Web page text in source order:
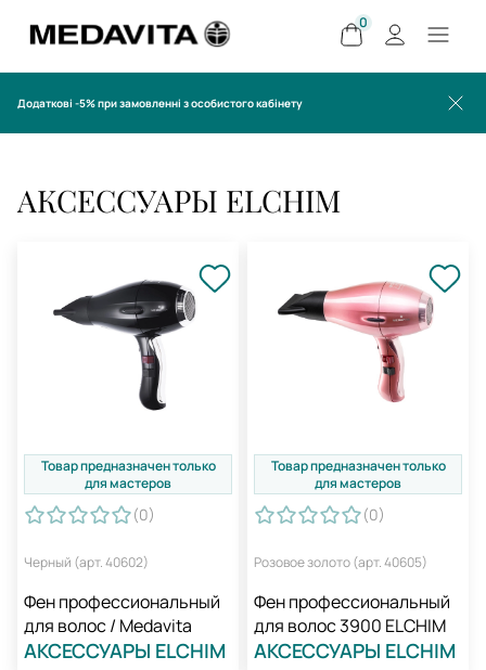
0
Додаткові -5% при замовленні з особистого кабінету
АКСЕССУАРЫ ELCHIM
Товар предназначен только
для мастеров
(0)
Черный (арт. 40602)
Фен профессиональный
для волос / Medavita
АКСЕССУАРЫ ELCHIM
Товар предназначен только
для мастеров
(0)
Розовое золото (арт. 40605)
Фен профессиональный
для волос 3900 ELCHIM
АКСЕССУАРЫ ELCHIM